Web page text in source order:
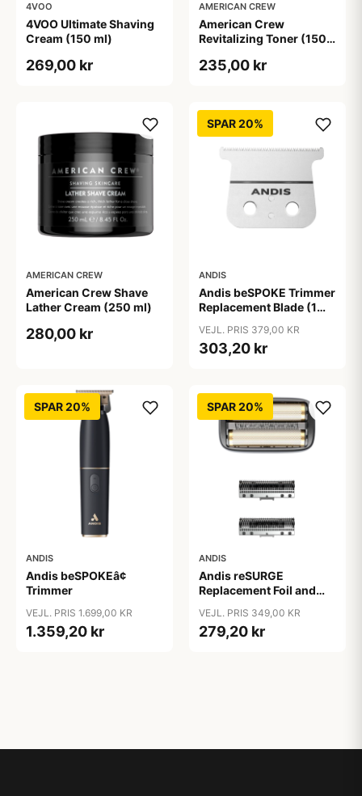
4VOO
4VOO Ultimate Shaving
Cream (150 ml)
269,00 kr
AMERICAN CREW
American Crew
Revitalizing Toner (150
235,00 kr
AMERICAN CREW
American Crew Shave
Lather Cream (250 ml)
280,00 kr
SPAR 20%
ANDIS
Andis beSPOKE Trimmer
Replacement Blade (1
VEJL. PRIS 379,00 KR
303,20 kr
SPAR 20%
ANDIS
Andis beSPOKEâ¢
Trimmer
VEJL. PRIS 1.699,00 KR
1.359,20 kr
SPAR 20%
ANDIS
Andis reSURGE
Replacement Foil and
VEJL. PRIS 349,00 KR
279,20 kr